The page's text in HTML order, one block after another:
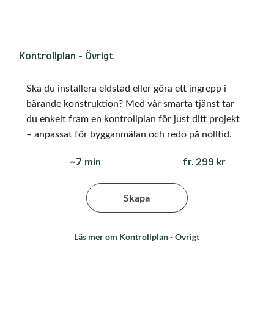
Kontrollplan - Övrigt
Ska du installera eldstad eller göra ett ingrepp i
bärande konstruktion? Med vår smarta tjänst tar
du enkelt fram en kontrollplan för just ditt projekt
– anpassat för bygganmälan och redo på nolltid.
~7 min
Skapa
fr. 299 kr
Läs mer om Kontrollplan - Övrigt